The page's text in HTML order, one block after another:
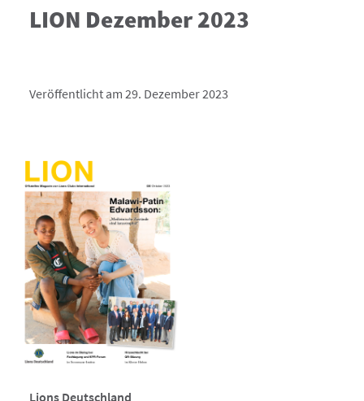
LION Dezember 2023
Veröffentlicht am 29. Dezember 2023
Lions Deutschland